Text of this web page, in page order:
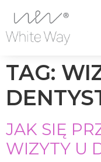
TAG:
JAK SIĘ
WIZYTY U